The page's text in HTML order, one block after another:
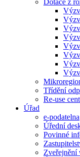
Dotace z
Třídění
Re-use
Úřad
e-podatelna
Úřední
Povinné
Zveřejnění